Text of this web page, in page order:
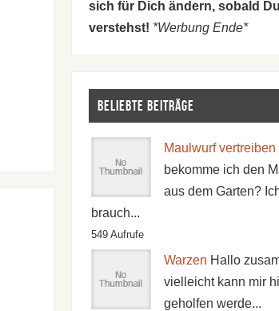
sich für Dich ändern, sobald
verstehst! *Werbung Ende*
Beliebte Beiträge
Maulwurf vertreiben
bekomme ich den
aus dem Garten?
brauch...
549 Aufrufe
Warzen Hallo
vielleicht kann mir
geholfen werde...